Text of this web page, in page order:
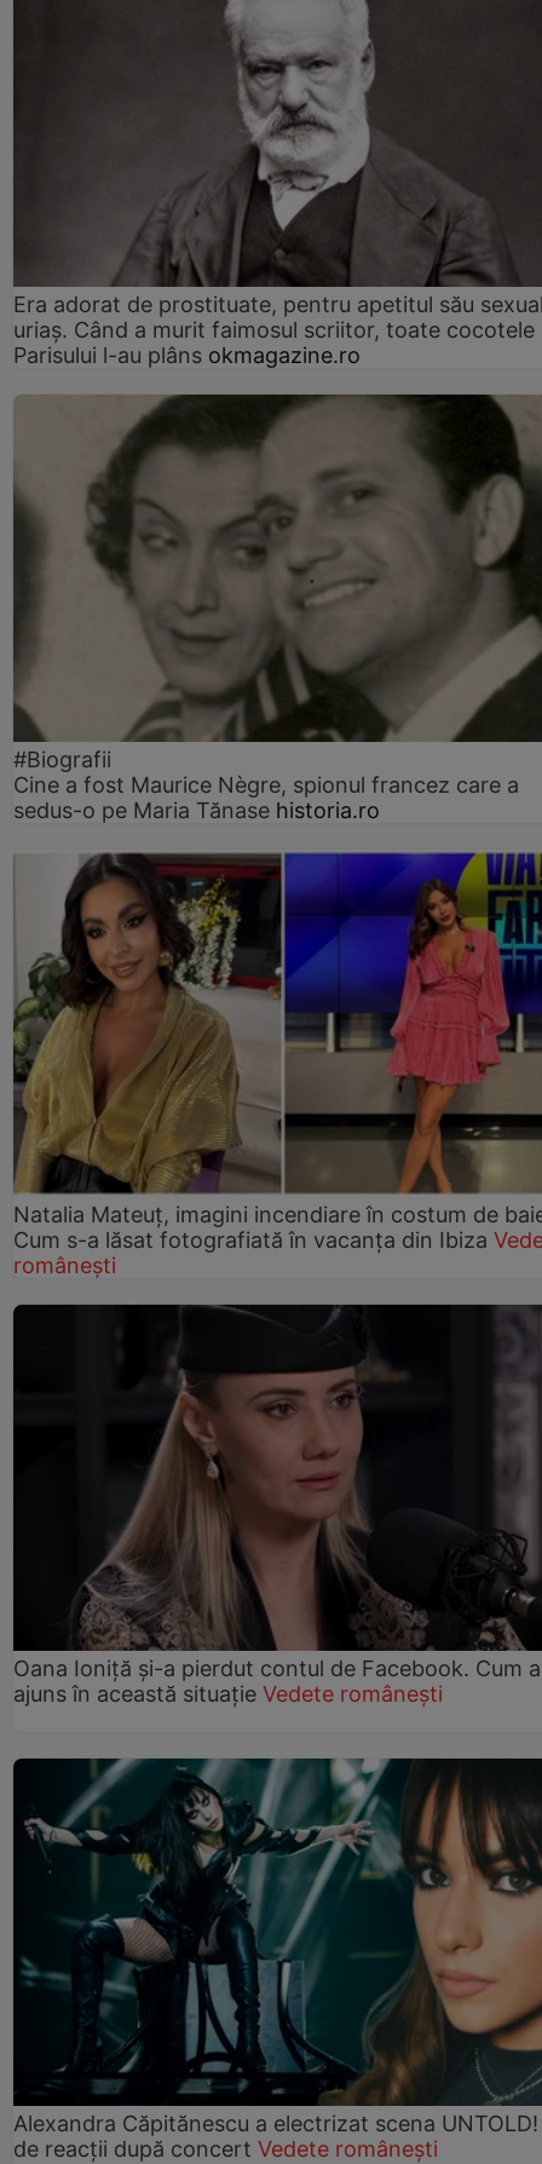
Era adorat de prostituate, pentru apetitul său
uriaș. Când a murit faimosul scriitor, toate cocotele
Parisului l-au plâns okmagazine.ro
#Biografii
Cine a fost Maurice Nègre, spionul francez care a
sedus-o pe Maria Tănase historia.ro
Natalia Mateuț, imagini incendiare în costum de
Cum s-a lăsat fotografiată în vacanța din Ibiza
românești
Oana Ioniță și-a pierdut contul de Facebook. Cum a
ajuns în această situație Vedete românești
Alexandra Căpitănescu a electrizat scena UNTOLD!
de reacții după concert Vedete românești